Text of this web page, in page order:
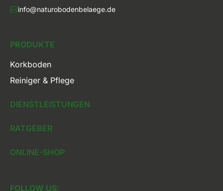
info@naturobodenbelaege.de
PRODUKTE
Korkboden
Reiniger & Pflege
DIENSTLEISTUNGEN
RATGEBER
ONLINE-SHOP
FOLLOW US: